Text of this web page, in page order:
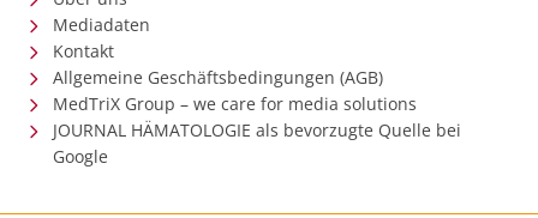
Mediadaten
Kontakt
Allgemeine Geschäftsbedingungen (AGB)
MedTriX Group – we care for media solutions
JOURNAL HÄMATOLOGIE als bevorzugte Quelle bei
Google